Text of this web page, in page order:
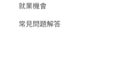
就業機會
常見問題解答